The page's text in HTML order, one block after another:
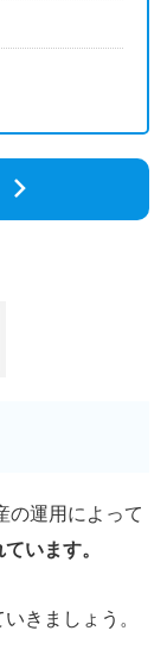
の運用によって
います。
きましょう。